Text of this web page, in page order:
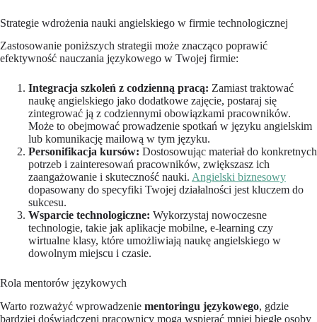
Strategie wdrożenia nauki angielskiego w firmie technologicznej
Zastosowanie poniższych strategii może znacząco poprawić
efektywność nauczania językowego w Twojej firmie:
Integracja szkoleń z codzienną pracą: Zamiast traktować
naukę angielskiego jako dodatkowe zajęcie, postaraj się
zintegrować ją z codziennymi obowiązkami pracowników.
Może to obejmować prowadzenie spotkań w języku angielskim
lub komunikację mailową w tym języku.
Personifikacja kursów: Dostosowując materiał do konkretnych
potrzeb i zainteresowań pracowników, zwiększasz ich
zaangażowanie i skuteczność nauki. Angielski biznesowy
dopasowany do specyfiki Twojej działalności jest kluczem do
sukcesu.
Wsparcie technologiczne: Wykorzystaj nowoczesne
technologie, takie jak aplikacje mobilne, e-learning czy
wirtualne klasy, które umożliwiają naukę angielskiego w
dowolnym miejscu i czasie.
Rola mentorów językowych
Warto rozważyć wprowadzenie mentoringu językowego, gdzie
bardziej doświadczeni pracownicy mogą wspierać mniej biegłe osoby